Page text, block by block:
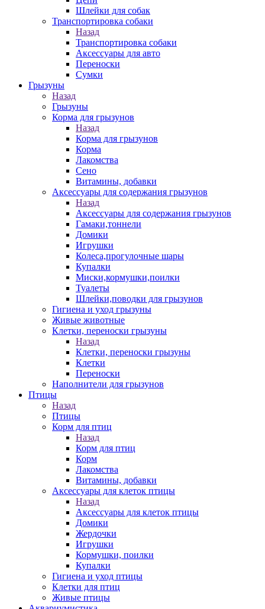
Шлейки для собак
Транспортировка собаки
Назад
Транспортировка собаки
Аксессуары для авто
Переноски
Сумки
Грызуны
Назад
Грызуны
Корма для грызунов
Назад
Корма для грызунов
Корма
Лакомства
Сено
Витамины, добавки
Аксессуары для содержания грызунов
Назад
Аксессуары для содержания грызунов
Гамаки,тоннели
Домики
Игрушки
Колеса,прогулочные шары
Купалки
Миски,кормушки,поилки
Туалеты
Шлейки,поводки для грызунов
Гигиена и уход грызуны
Живые животные
Клетки, переноски грызуны
Назад
Клетки, переноски грызуны
Клетки
Переноски
Наполнители для грызунов
Птицы
Назад
Птицы
Корм для птиц
Назад
Корм для птиц
Корм
Лакомства
Витамины, добавки
Аксессуары для клеток птицы
Назад
Аксессуары для клеток птицы
Домики
Жердочки
Игрушки
Кормушки, поилки
Купалки
Гигиена и уход птицы
Клетки для птиц
Живые птицы